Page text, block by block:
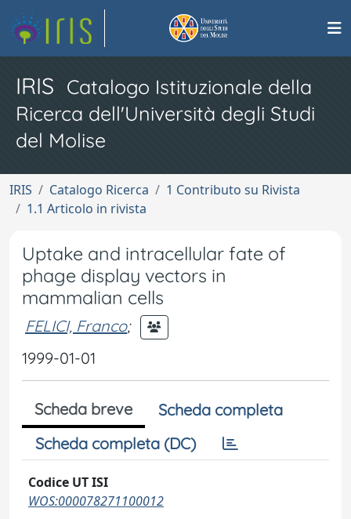
IRIS Catalogo Istituzionale della
Ricerca dell'Università degli Studi
del Molise
IRIS Catalogo Ricerca
1 Contributo su Rivista
1.1 Articolo in rivista
Uptake and intracellular fate of
phage display vectors in
mammalian cells
FELICI, Franco;
1999-01-01
Scheda breve
Scheda completa
Scheda completa (DC)
Codice UT ISI
WOS:000078271100012